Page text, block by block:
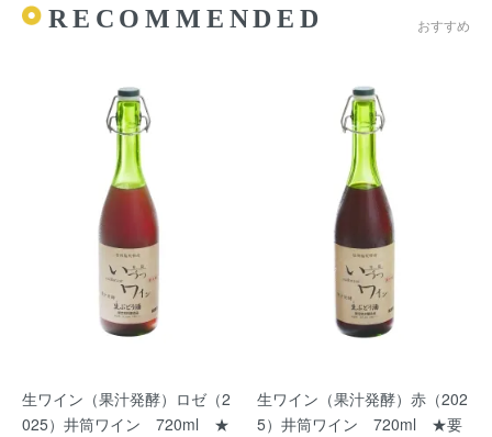
RECOMMENDED おすすめ
生ワイン（果汁発酵）ロゼ（2
025）井筒ワイン 720ml ★
生ワイン（果汁発酵）赤（202
5）井筒ワイン 720ml ★要